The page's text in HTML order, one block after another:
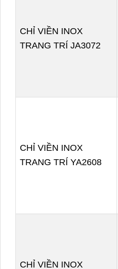
CHỈ VIỀN INOX
TRANG TRÍ JA3072
CHỈ VIỀN INOX
TRANG TRÍ YA2608
CHỈ VIỀN INOX